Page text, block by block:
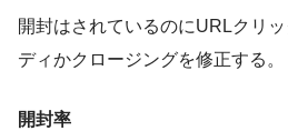
開封はされているのにURLクリ
ディかクロージングを修正する。
開封率